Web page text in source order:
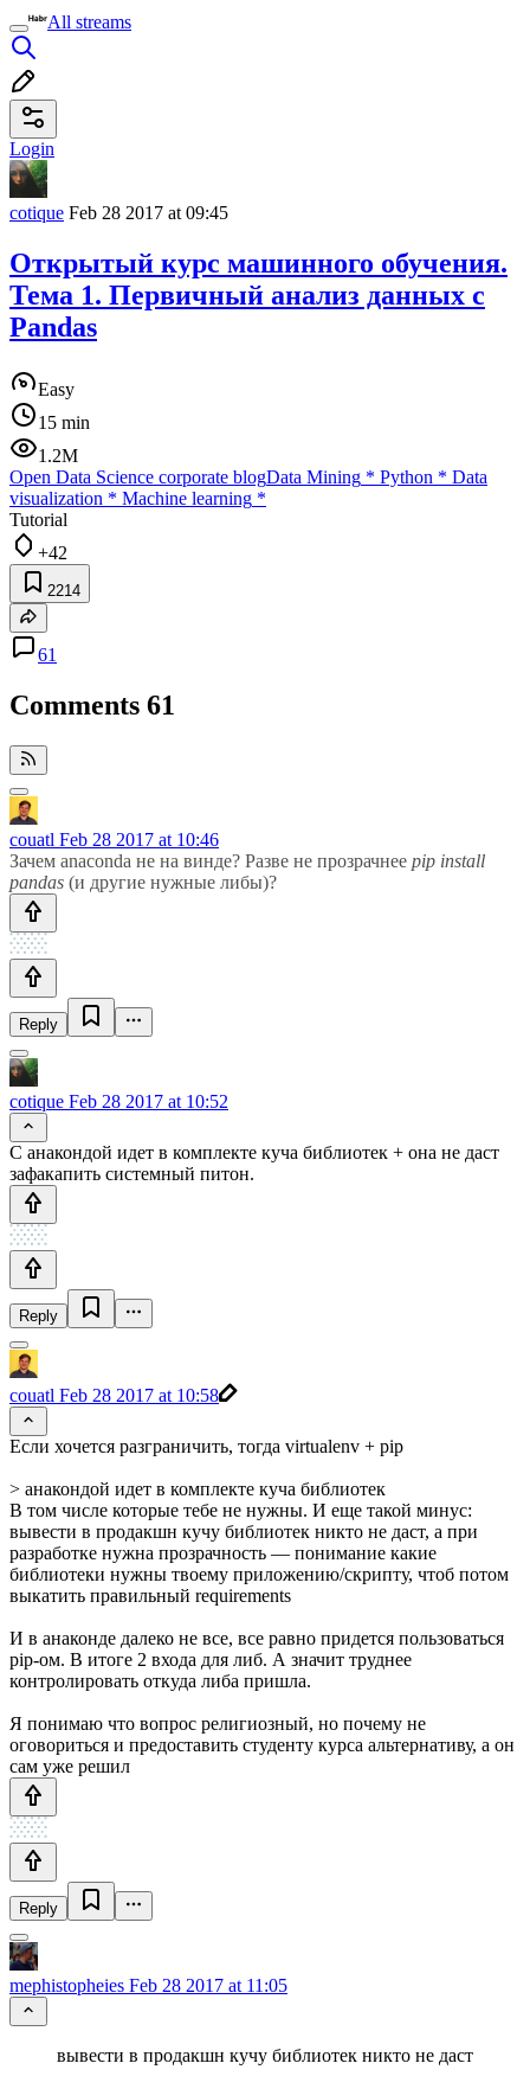
All streams
Login
cotique Feb 28 2017 at 09:45
Открытый курс машинного обучения.
Тема 1. Первичный анализ данных с
Pandas
Easy
15 min
1.2M
Open Data Science corporate blogData Mining * Python * Data
visualization * Machine learning *
Tutorial
+42
2214
61
Comments 61
couatl Feb 28 2017 at 10:46
Зачем anaconda не на винде? Разве не прозрачнее pip install
pandas (и другие нужные либы)?
Reply
cotique Feb 28 2017 at 10:52
С анакондой идет в комплекте куча библиотек + она не даст
зафакапить системный питон.
Reply
couatl Feb 28 2017 at 10:58
Если хочется разграничить, тогда virtualenv + pip
> анакондой идет в комплекте куча библиотек
В том числе которые тебе не нужны. И еще такой минус:
вывести в продакшн кучу библиотек никто не даст, а при
разработке нужна прозрачность — понимание какие
библиотеки нужны твоему приложению/скрипту, чтоб потом
выкатить правильный requirements
И в анаконде далеко не все, все равно придется пользоваться
pip-ом. В итоге 2 входа для либ. А значит труднее
контролировать откуда либа пришла.
Я понимаю что вопрос религиозный, но почему не
оговориться и предоставить студенту курса альтернативу, а он
сам уже решил
Reply
mephistopheies Feb 28 2017 at 11:05
вывести в продакшн кучу библиотек никто не даст